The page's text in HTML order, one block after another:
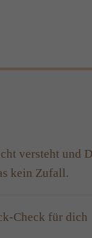
versteht und
kein Zufall.
Check für dich